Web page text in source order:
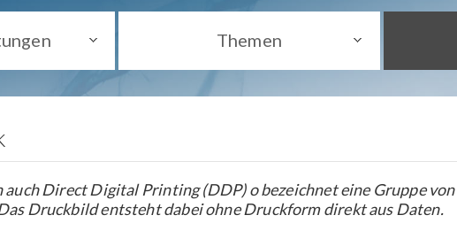
Themen
Direct Digital Printing (DDP) o bezeichnet eine Gruppe von
Druckbild entsteht dabei ohne Druckform direkt aus Daten.